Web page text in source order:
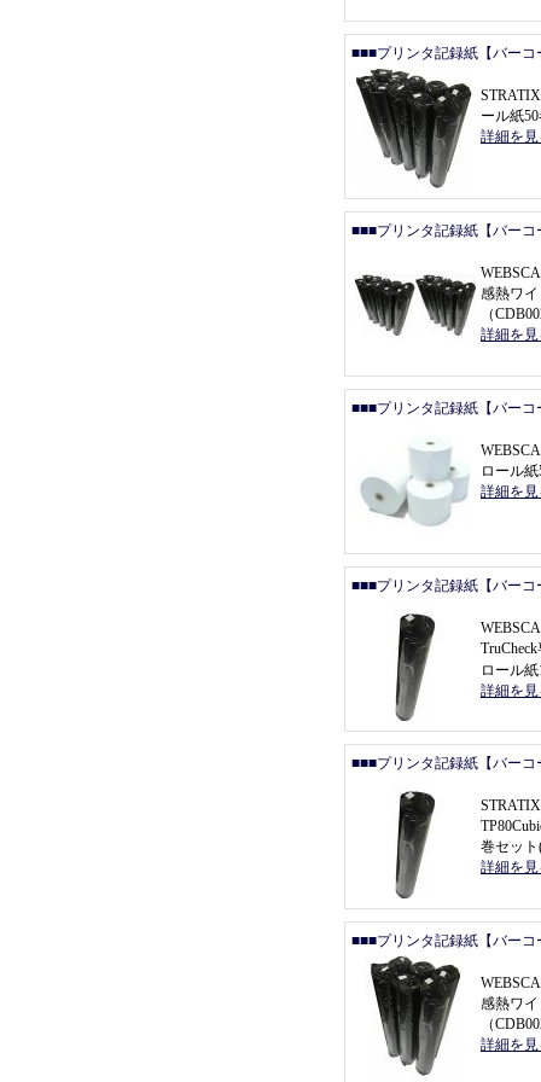
■■■プリンタ記録紙【バー
ール紙
詳細を
■■■プリンタ記録紙【バー
感熱ワ
（
詳細を
■■■プリンタ記録紙【バー
ロール
詳細を
■■■プリンタ記録紙【バー
ロール
詳細を
■■■プリンタ記録紙【バー
巻セット
詳細を
■■■プリンタ記録紙【バー
感熱ワ
（
詳細を